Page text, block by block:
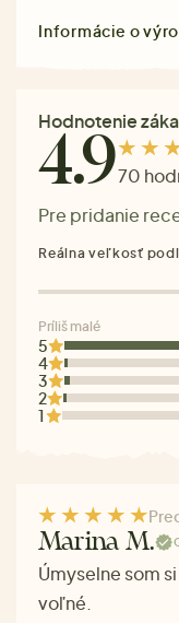
Informácie o
Hodnotenie
4.970
Pre pridanie
5
4
3
2
1
Reálna veľkosť
Príliš malé
Marina M.
Úmyselne som
voľné.